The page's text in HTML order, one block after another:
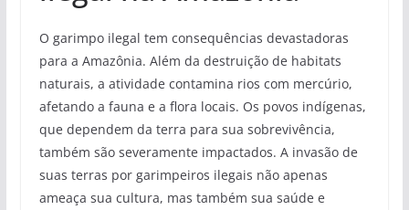
O garimpo ilegal tem consequências devastadoras
para a Amazônia. Além da destruição de habitats
naturais, a atividade contamina rios com mercúrio,
afetando a fauna e a flora locais. Os povos indígenas,
que dependem da terra para sua sobrevivência,
também são severamente impactados. A invasão de
suas terras por garimpeiros ilegais não apenas
ameaça sua cultura, mas também sua saúde e